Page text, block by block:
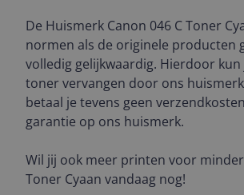
De Huismerk Canon 046 C Toner
normen als de originele producten
volledig gelijkwaardig. Hierdoor
toner vervangen door ons
betaal je tevens geen
garantie op ons huismerk.
Wil jij ook meer printen voor
Toner Cyaan vandaag nog!